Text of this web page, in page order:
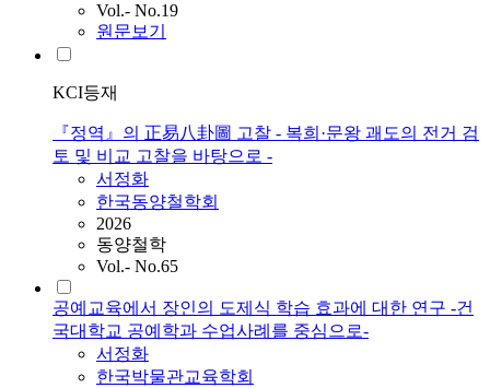
Vol.- No.19
원문보기
KCI등재
『정역』의 正易八卦圖 고찰 - 복희·문왕 괘도의 전거 검
토 및 비교 고찰을 바탕으로 -
서정화
한국동양철학회
2026
동양철학
Vol.- No.65
공예교육에서 장인의 도제식 학습 효과에 대한 연구 -건
국대학교 공예학과 수업사례를 중심으로-
서정화
한국박물관교육학회